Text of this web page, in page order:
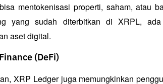
mentokenisasi properti, saham, atau
yang sudah diterbitkan di XRPL,
aset digital.
(DeFi)
XRP Ledger juga memungkinkan